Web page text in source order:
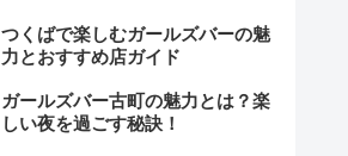
つくばで楽しむガールズバーの魅
力とおすすめ店ガイド
ガールズバー古町の魅力とは？楽
しい夜を過ごす秘訣！